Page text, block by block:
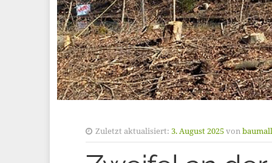
Zuletzt aktualisiert:3. August 2025von